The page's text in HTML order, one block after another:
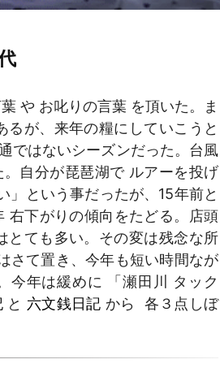
や お叱りの言葉 を頂いた。ま
が、来年の糧にしていこうと
ではないシーズンだった。台風
自分が琵琶湖で ルアーを投げ
」という事だったが、15年前と
右下がりの傾向をたどる。店頭
とても多い。その変は残念な所
さて置き、今年も短い時間なが
今年は緩めに 「瀬田川 タック
と 六文銭日記 から 各３点しぼ